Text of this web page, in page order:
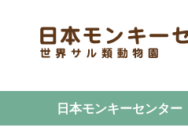
日本モンキーセンタ